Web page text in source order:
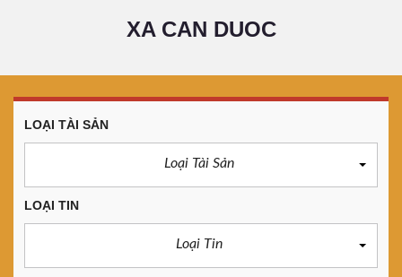
XA CAN DUOC
LOẠI TÀI SẢN
Loại Tài Sản
LOẠI TIN
Loại Tin